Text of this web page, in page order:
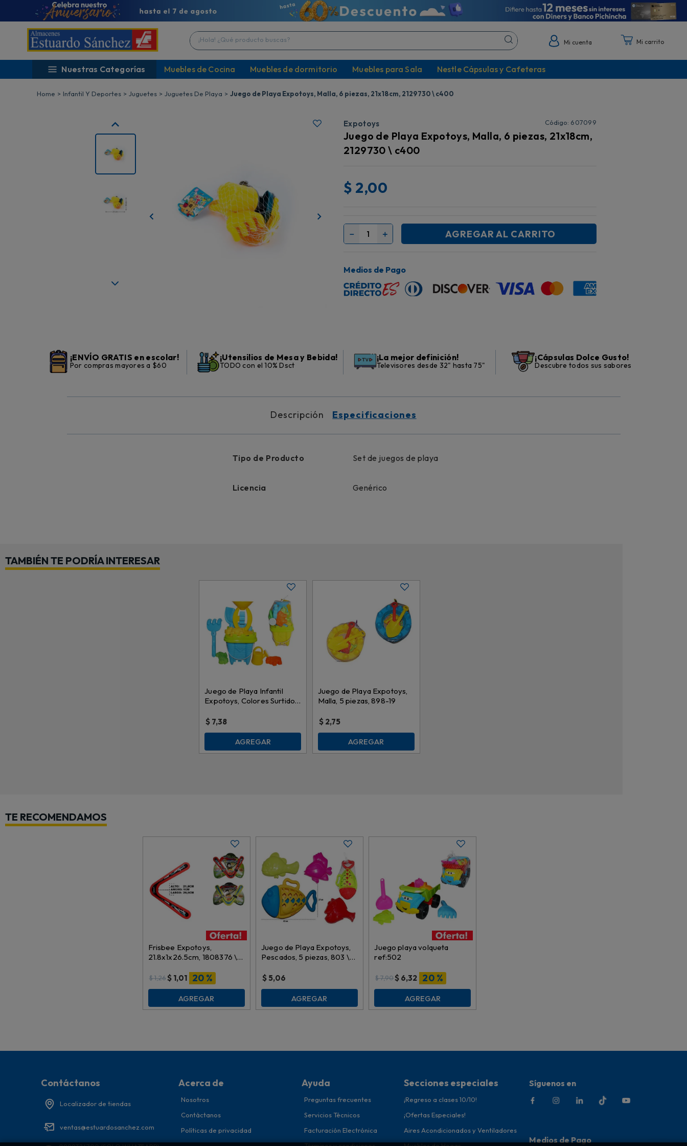
¡Hola! ¿Qué producto buscas?
Mi cuenta
Nuestras Categorías Muebles de Cocina Muebles de dormitorio Muebles para Sala Nestle Cápsulas y Cafeteras
Infantil Y Deportes Juguetes Juguetes De Playa Juego de Playa Expotoys, Malla, 6 piezas, 21x18cm, 2129730 \ c400
Expotoys : 607099
Juego de Playa Expotoys, Malla, 6 piezas, 21x18cm,
2129730 \ c400
$ 2,00
＋
－ AGREGAR AL CARRITO
Medios de Pago
¡ENVÍO GRATIS en escolar!
Por compras mayores a $60
¡Utensilios de Mesa y Bebida!
TODO con el 10% Dsct
¡La mejor definición!
Televisores desde 32" hasta 75"
¡Cápsulas Dolce Gusto!
Descubre todos sus sabores
Descripción Especificaciones
Tipo de Producto Set de juegos de playa
Licencia Genérico
TAMBIÉN TE PODRÍA INTERESAR
Juego de Playa Infantil
Expotoys, Colores Surtidos,
$ 7,38
AGREGAR
Juego de Playa Expotoys,
Malla, 5 piezas, 898-19
$ 2,75
AGREGAR
TE RECOMENDAMOS
Frisbee Expotoys,
21.8x1x26.5cm, 1808376 \
$1,26$ 1,01 20 %
AGREGAR
Juego de Playa Expotoys,
Pescados, 5 piezas, 803 \
$ 5,06
AGREGAR
Juego playa volqueta
ref:502
$7,90$ 6,32 20 %
AGREGAR
Contáctanos
Localizador de tiendas
ventas@estuardosanchez.com
Acerca de
Nosotros
Contáctanos
Políticas de privacidad
Ayuda
Preguntas frecuentes
Servicios Técnicos
Facturación Electrónica
Secciones especiales
¡Regreso a clases 10/10!
¡Ofertas Especiales!
Aires Acondicionados y Ventiladores
Síguenos en
Medios de Pago